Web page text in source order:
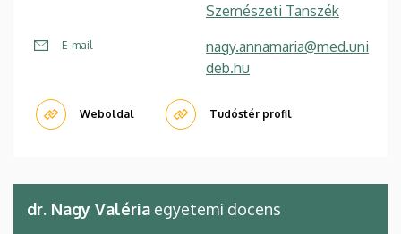
Szemészeti Tanszék
E-mail
nagy.annamaria@med.uni
deb.hu
Weboldal Tudóstér profil
dr. Nagy Valéria egyetemi docens